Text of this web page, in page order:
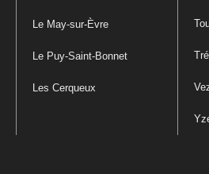
Le May-sur-Èvre
Le Puy-Saint-Bonnet
Les Cerqueux